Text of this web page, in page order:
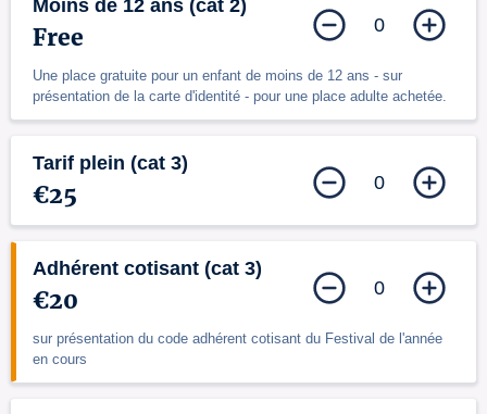
Moins de 12 ans (cat 2)
Free
Une place gratuite pour un enfant de moins de 12 ans - sur
présentation de la carte d'identité - pour une place adulte achetée.
0
Tarif plein (cat 3)
€25 0
Adhérent cotisant (cat 3)
€20
sur présentation du code adhérent cotisant du Festival de l'année
en cours
0